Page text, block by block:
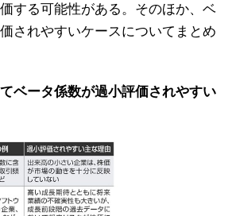
する可能性がある。そのほか、ベ
されやすいケースについてまとめ
ベータ係数が過小評価されやすい